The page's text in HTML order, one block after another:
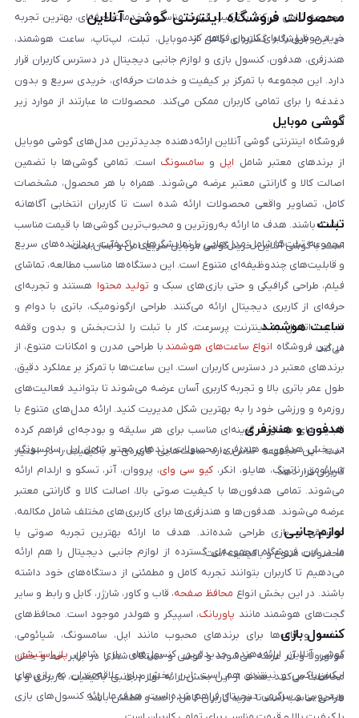
مجموعه تلاش می‌کند با ترکیب قیمت مناسب و خدمات حرفه‌ای، بهترین تجربه
خرید موبایل را برای کاربران فراهم کند.
محصولات فروشگاه اینترنتی گوشی آنلاین
در این فروشگاه گستره‌ای کامل از موبایل، تبلت، لپ‌تاپ، ساعت هوشمند،
هندزفری، هدفون، کنسول بازی و لوازم جانبی دیجیتال در دسترس کاربران قرار
دارد. این مجموعه با تمرکز بر کیفیت و خدمات حرفه‌ای، خریدی سریع و بدون
دغدغه را برای تمامی کاربران ممکن می‌کند. محصولات ما عبارتند از موارد زیر
است:
گوشی موبایل
فروشگاه اینترنتی گوشی آنلاین ارائه‌دهنده جدیدترین مدل‌های گوشی موبایل
از برندهای معتبر شامل اپل و سامسونگ است. تمامی گوشی‌ها با تضمین
اصالت کالا و گارانتی معتبر عرضه می‌شوند. همراه با هر محصول، مشخصات
کامل، تصاویر واقعی محصولات ارائه شده است تا کاربران انتخابی آگاهانه
داشته باشند. هدف ما ارائه به‌روزترین و محبوب‌ترین گوشی‌ها با قیمت مناسب
است. با گوشی آنلاین، خرید گوشی موبایل سریع، امن و آسان است.
تبلت
مجموعه تبلت‌ها شامل مدل‌هایی با نمایشگرهای باکیفیت، پردازنده‌های سریع
و قابلیت‌های چندوظیفه‌ای متنوع است. این دستگاه‌ها مناسب مطالعه، تماشای
فیلم، طراحی گرافیکی و حتی بازی‌های سبک و تولید محتوا هستند و تجربه‌ای
حرفه‌ای از کاربری دیجیتال ارائه می‌کنند. طراحی ارگونومیک، باتری با دوام و
قابلیت اتصال به اینترنت پرسرعت، کار با تبلت را لذت‌بخش و بدون وقفه
می‌کند.
ساعت هوشمند
در این فروشگاه انواع ساعت‌های هوشمند با طراحی مدرن و امکانات متنوع، از
برندهای معتبر در دسترس کاربران است. این ساعت‌ها با تمرکز بر عملکرد دقیق،
طول عمر باتری بالا و تجربه کاربری آسان عرضه می‌شوند تا بتوانید فعالیت‌های
روزمره و ورزشی خود را به بهترین شکل مدیریت کنید. ارائه مدل‌های متنوع با
قابلیت‌های متفاوت، گزینه‌ای مناسب برای هر سلیقه و بودجه‌ای فراهم کرده
است. این مجموعه تلاش دارد ساعت‌هایی کاربردی و باکیفیت را در اختیار
کاربران قرار دهد.
هدفون و هندزفری
در بخش هدفون و هندزفری، محصولات برندهای معتبر شامل اپل، سامسونگ،
شیائومی، ناتینگ، هایلو، انکر، کیو سی وای، پرووان، آنر، تسکو و ارلدام ارائه
می‌شوند. تمامی هدفون‌ها با کیفیت صوتی بالا، اصالت کالا و گارانتی معتبر
عرضه می‌شوند. هدفون‌ها و هندزفری‌ها برای کاربری‌های مختلف شامل مکالمه،
موسیقی و بازی طراحی شده‌اند. هدف ما ارائه بهترین تجربه صوتی با
محصولات متنوع و باکیفیت است.
لوازم جانبی
ما در این فروشگاه مجموعه‌ای گسترده از لوازم جانبی دیجیتال را هم ارائه
می‌دهیم تا کاربران بتوانند تجربه کامل و مطمئنی از دستگاه‌های خود داشته
باشند. در این بخش انواع محافظ صفحه، قاب و کاور، شارژر، کابل و رابط و سایر
گجت‌های هوشمند مانند پاوربانک، اسپیکر و هولدر موجود است. محافظ‌های
صفحه و قاب‌ها برای برندهای محبوب مانند اپل، سامسونگ، شیائومی،
موتورولا و آنر عرضه می‌شوند و گوشی و دستگاه شما را در برابر خط و خش
محافظت می‌کنند. هدف از این بخش ارائه لوازم جانبی باکیفیت، کاربردی و با
طراحی مناسب است تا خرید کاربران کامل، راحت و مطمئن باشد.
کنسول بازی
گوشی آنلاین ارائه‌دهنده جدیدترین کنسول‌های بازی شامل پلی‌استیشن،
ایکس‌باکس و نینتندو هم است. این بخش برای علاقه‌مندان به بازی‌های
ویدیویی و سرگرمی دیجیتال فراهم شده است. هدف ما ارائه کنسول‌های بازی